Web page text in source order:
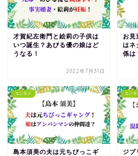
才賀紀左衛門と絵莉の子供は
いつ誕生？あびる優の娘はど
うなる！
2022年7月31日
お見
はネ
係は
エンタメ
島本須美の夫は元ちびっこギ
エンタ
ジブ